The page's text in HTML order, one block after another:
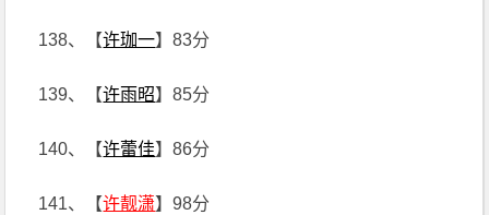
138、【许珈一】83分
139、【许雨昭】85分
140、【许蕾佳】86分
141、【许靓潇】98分